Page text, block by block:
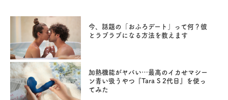
今、話題の「おふろデート」って何？彼
とラブラブになる方法を教えます
加熱機能がヤバい…最高のイカせマシー
ン青い吸うやつ『Tara S 2代目』を使っ
てみた